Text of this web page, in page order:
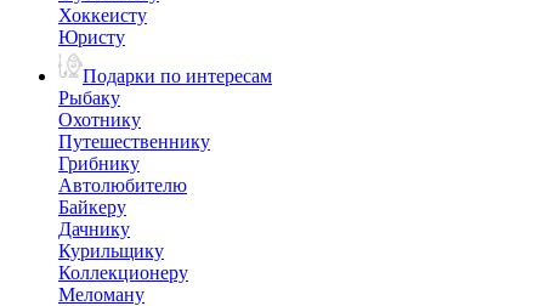
Хоккеисту
Юристу
Подарки по интересам
Рыбаку
Охотнику
Путешественнику
Грибнику
Автолюбителю
Байкеру
Дачнику
Курильщику
Коллекционеру
Меломану